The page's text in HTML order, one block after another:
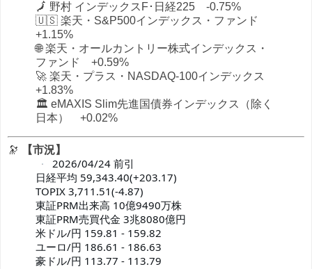
🗾 野村 インデックスF･日経225 -0.75%
🇺🇸 楽天・S&P500インデックス・ファンド
+1.15%
🌐 楽天・オールカントリー株式インデックス・
ファンド +0.59%
🚀 楽天・プラス・NASDAQ-100インデックス
+1.83%
🏛️ eMAXIS Slim先進国債券インデックス（除く
日本） +0.02%
🔭 【市況】
2026/04/24 前引
日経平均 59,343.40(+203.17)
TOPIX 3,711.51(-4.87)
東証PRM出来高 10億9490万株
東証PRM売買代金 3兆8080億円
米ドル/円 159.81 - 159.82
ユーロ/円 186.61 - 186.63
豪ドル/円 113.77 - 113.79